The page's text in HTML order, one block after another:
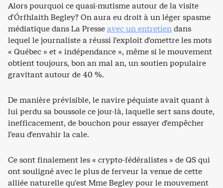
Alors pourquoi ce quasi-mutisme autour de la visite
d’Órfhlaith Begley? On aura eu droit à un léger spasme
médiatique dans La Presseavec un entretiendans
lequel le journaliste a réussi l’exploit d’omettre les mots
« Québec » et « indépendance », même si le mouvement
obtient toujours, bon an mal an, un soutien populaire
gravitant autour de 40 %.
De manière prévisible, le navire péquiste avait quant à
lui perdu sa boussole ce jour-là, laquelle sert sans doute,
inefficacement, de bouchon pour essayer d’empêcher
l’eau d’envahir la cale.
Ce sont finalement les « crypto-fédéralistes » de QS qui
ont souligné avec le plus de ferveur la venue de cette
alliée naturelle qu’est Mme Begley pour le mouvement